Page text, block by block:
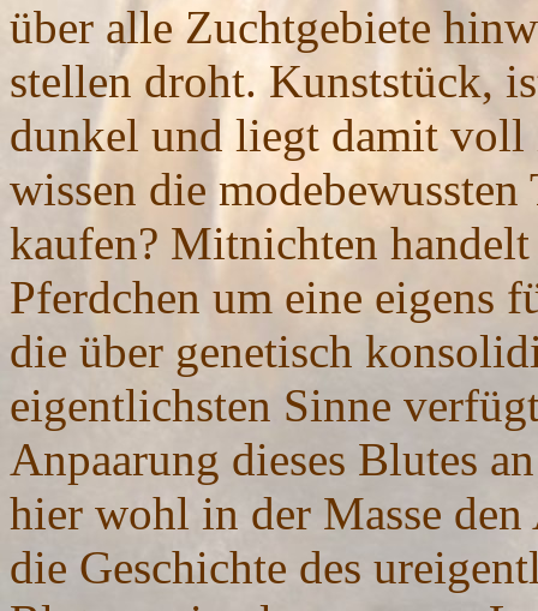
über alle Zuchtgebiete
stellen droht. Kunststück,
dunkel und liegt damit
wissen die
kaufen? Mitnichten
Pferdchen um eine eigens
die über genetisch
eigentlichsten Sinne
Anpaarung dieses Blutes
hier wohl in der Masse
die Geschichte des